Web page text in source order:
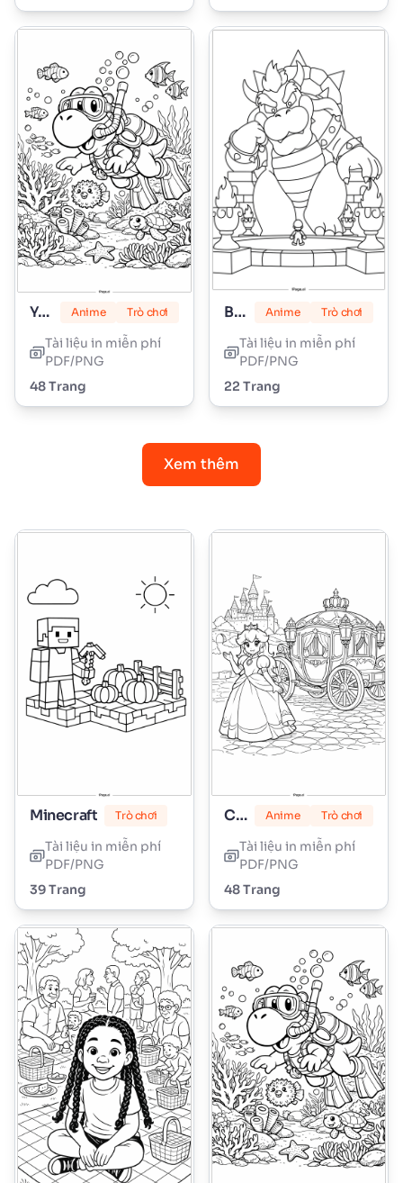
Yoshi Anime Trò chơi
Tài liệu in miễn phí
PDF/PNG
48 Trang
Bowser Anime Trò chơi
Tài liệu in miễn phí
PDF/PNG
22 Trang
Xem thêm
Minecraft Trò chơi
Tài liệu in miễn phí
PDF/PNG
39 Trang
Công chúa Peach Anime Trò chơi
Tài liệu in miễn phí
PDF/PNG
48 Trang